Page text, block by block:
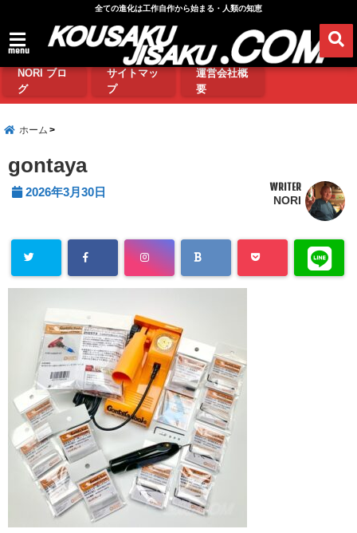
全ての進化は工作自作から始まる・人類の知恵
menu
NORI ブロ
グ
サイトマッ
プ
運営会社概
要
ホーム
gontaya
2026年3月30日 WRITER
NORI